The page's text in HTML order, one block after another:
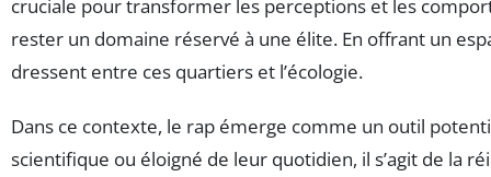
cruciale pour transformer les perceptions et les
rester un domaine réservé à une élite. En offrant un
dressent entre ces quartiers et l’écologie.
Dans ce contexte, le rap émerge comme un outil
scientifique ou éloigné de leur quotidien, il s’agit de la